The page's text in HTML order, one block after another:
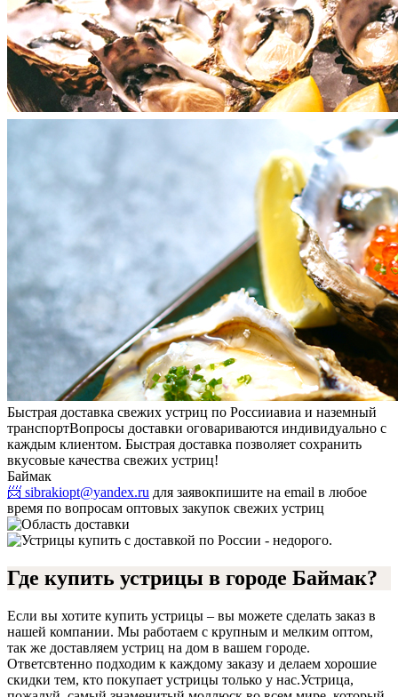
Быстрая доставка свежих устриц по Россииавиа и наземный
транспортВопросы доставки оговариваются индивидуально с
каждым клиентом. Быстрая доставка позволяет сохранить
вкусовые качества свежих устриц!
Баймак
📨 sibrakiopt@yandex.ru для заявокпишите на email в любое
время по вопросам оптовых закупок свежих устриц
Где купить устрицы в городе Баймак?
Если вы хотите купить устрицы – вы можете сделать заказ в
нашей компании. Мы работаем с крупным и мелким оптом,
так же доставляем устриц на дом в вашем городе.
Ответсвтенно подходим к каждому заказу и делаем хорошие
скидки тем, кто покупает устрицы только у нас.Устрица,